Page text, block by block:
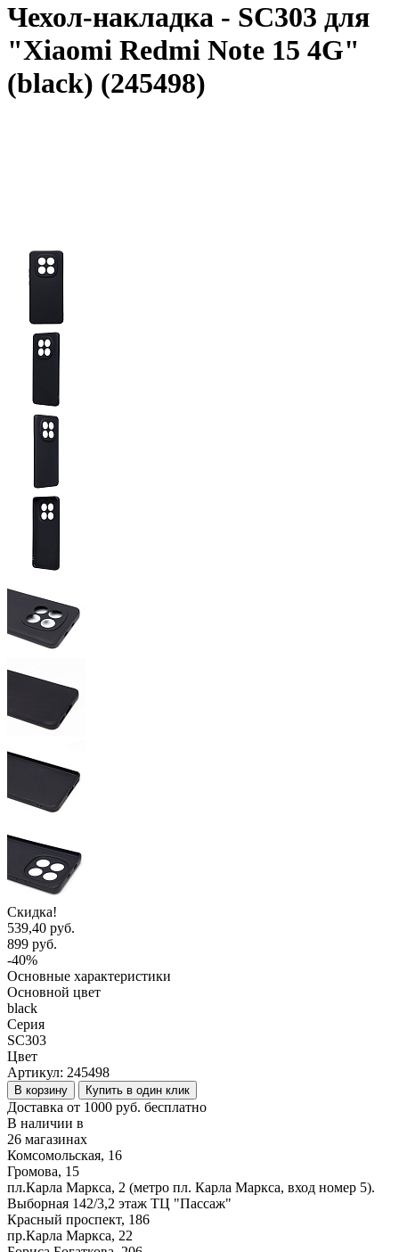
Чехол-накладка - SC303 для
"Xiaomi Redmi Note 15 4G"
(black) (245498)
Скидка!
539,40 руб.
899 руб.
-40%
Основные характеристики
Основной цвет
black
Серия
SC303
Цвет
Артикул: 245498
В корзину Купить в один клик
Доставка от 1000 руб. бесплатно
В наличии в
26 магазинах
Комсомольская, 16
Громова, 15
пл.Карла Маркса, 2 (метро пл. Карла Маркса, вход номер 5).
Выборная 142/3,2 этаж ТЦ "Пассаж"
Красный проспект, 186
пр.Карла Маркса, 22